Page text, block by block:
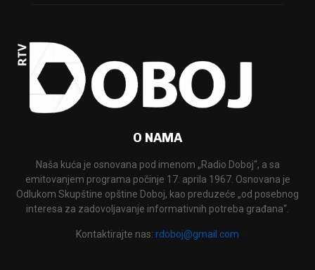
O NAMA
Naša kuća je osnovana pod imenom „Radio Doboj“, a sa
emitovanjem programa počinje 17. aprila 1967. Osnovana je
Odlukom Skupštine opštine Doboj, kao preduzeće „od posebnog
interesa za zadovoljavanje informativnih potreba građana“.
Kontaktirajte nas: rdoboj@gmail.com